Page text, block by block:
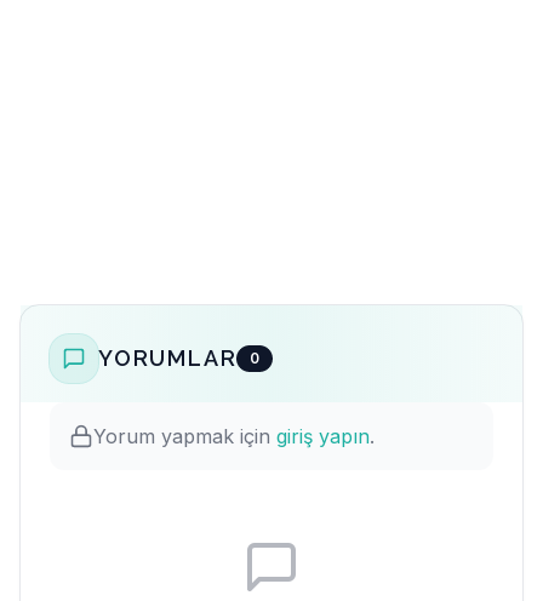
YORUMLAR 0
Yorum yapmak için giriş yapın.